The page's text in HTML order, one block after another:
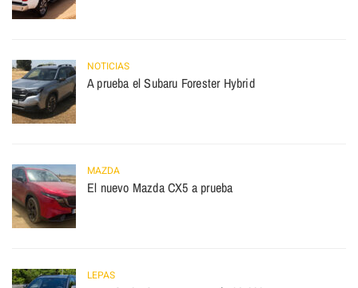
NOTICIAS
A prueba el Subaru Forester Hybrid
MAZDA
El nuevo Mazda CX5 a prueba
LEPAS